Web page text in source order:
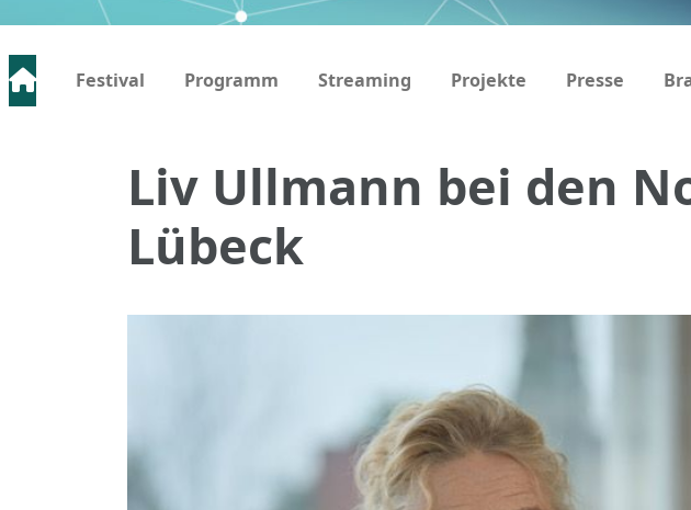
Festival Programm Streaming Projekte Presse
Liv Ullmann bei den
Lübeck